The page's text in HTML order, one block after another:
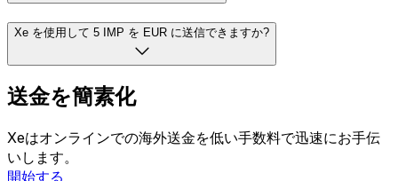
Xe を使用して 5 IMP を EUR に送信できますか?
送金を簡素化
Xeはオンラインでの海外送金を低い手数料で迅速にお手伝
いします。
開始する